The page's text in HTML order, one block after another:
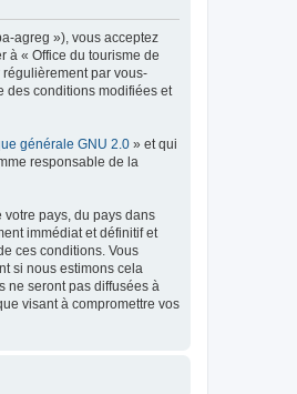
agreg »), vous acceptez
à « Office du tourisme de
par vous-
des conditions modifiées et
générale GNU 2.0 » et qui
responsable de la
pays, du pays dans
immédiat et définitif et
ces conditions. Vous
si nous estimons cela
ne seront pas diffusées à
visant à compromettre vos